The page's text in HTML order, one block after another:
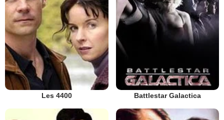
Les 4400 Battlestar Galactica